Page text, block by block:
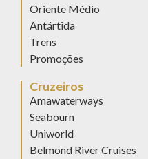
Oriente Médio
Antártida
Trens
Promoções
Cruzeiros
Amawaterways
Seabourn
Uniworld
Belmond River Cruises